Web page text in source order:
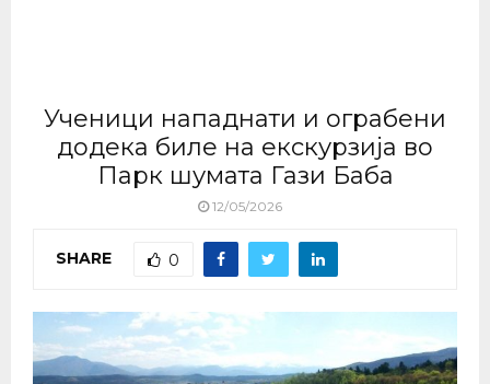
Ученици нападнати и ограбени
додека биле на екскурзија во
Парк шумата Гази Баба
12/05/2026
SHARE 0